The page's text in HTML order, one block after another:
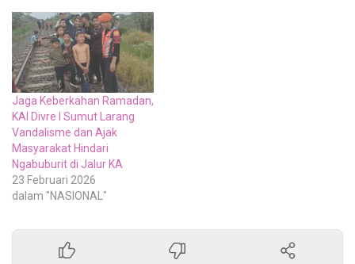
Jaga Keberkahan Ramadan,
KAI Divre I Sumut Larang
Vandalisme dan Ajak
Masyarakat Hindari
Ngabuburit di Jalur KA
23 Februari 2026
dalam "NASIONAL"